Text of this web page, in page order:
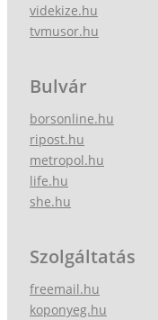
videkize.hu
tvmusor.hu
Bulvár
borsonline.hu
ripost.hu
metropol.hu
life.hu
she.hu
Szolgáltatás
freemail.hu
koponyeg.hu